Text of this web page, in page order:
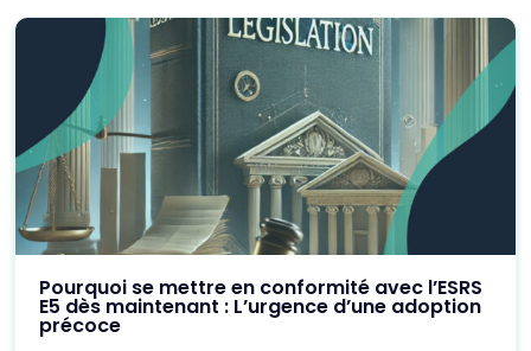
Pourquoi se mettre en conformité avec l’ESRS
E5 dès maintenant : L’urgence d’une adoption
précoce